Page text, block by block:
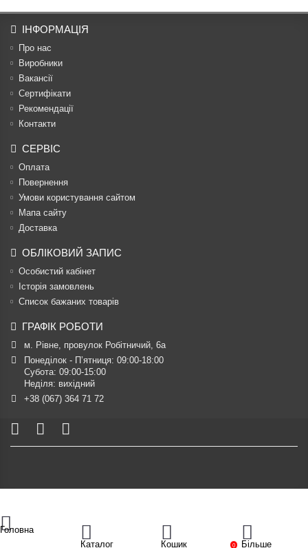
ІНФОРМАЦІЯ
Про нас
Виробники
Вакансії
Сертифікати
Рекомендації
Контакти
СЕРВІС
Оплата
Повернення
Умови користування сайтом
Мапа сайту
Доставка
ОБЛІКОВИЙ ЗАПИС
Особистий кабінет
Історія замовлень
Список бажаних товарів
ГРАФІК РОБОТИ
м. Рівне, провулок Робітничий, 6а
Понеділок - П’ятниця: 09:00-18:00
Субота: 09:00-15:00
Неділя: вихідний
+38 (067) 364 71 72
Головна
Каталог
Кошик 0 Більше